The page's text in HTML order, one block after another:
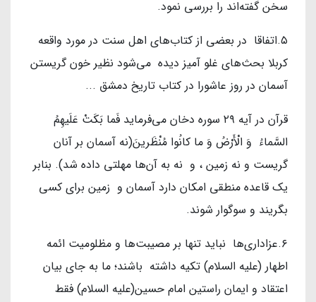
سخن گفته‌اند را بررسی نمود.
۵.اتفاقا در بعضی از کتاب‌های اهل سنت در مورد واقعه
کربلا بحث‌های غلو آمیز دیده می‌شود نظیر خون گریستن
آسمان در روز عاشورا در کتاب تاریخ دمشق ...
قرآن در آیه ۲۹ سوره دخان می‌فرماید فَما بَکَتْ عَلَیهِمُ
السَّماءُ وَ الْأَرْضُ وَ ما کانُوا مُنْظَرینَ(نه آسمان بر آنان
گریست و نه زمین ، و نه به آن‌ها مهلتی داده شد). بنابر
یک قاعده منطقی امکان دارد آسمان و زمین برای کسی
بگریند و سوگوار شوند.
۶.عزاداری‌ها نباید تنها بر مصیبت‌ها و مظلومیت ائمه
اطهار (علیه السلام) تکیه داشته باشند؛ ما به جای بیان
اعتقاد و ایمان راستین امام حسین(علیه السلام) فقط